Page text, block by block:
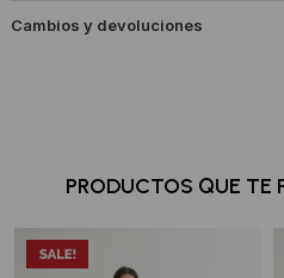
Cambios y devoluciones
PRODUCTOS QUE TE